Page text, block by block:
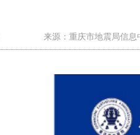
来源：重庆市地震局信息